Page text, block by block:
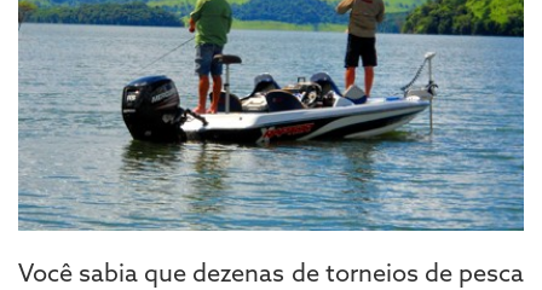
Você sabia que dezenas de torneios de pesca